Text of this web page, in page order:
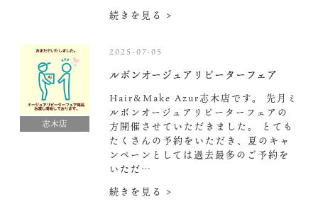
続きを見る >
志木店
2025-07-05
ルボンオージュアリピーターフェア
Hair&Make Azur志木店です。 先月ミ
ルボンオージュアリピーターフェアの
方開催させていただきました。 とても
たくさんの予約をいただき、夏のキャ
ンペーンとしては過去最多のご予約を
いただ…
続きを見る >